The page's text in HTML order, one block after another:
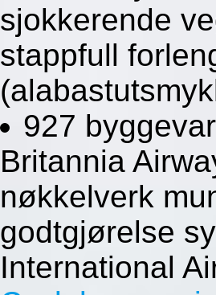
sjokkerende
stappfull
927
Britannia
nøkkelverk
godtgjørelse
International